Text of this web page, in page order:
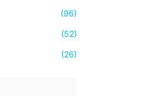
(96)
(52)
(26)